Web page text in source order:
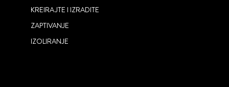
KREIRAJTE I IZRADITE
ZAPTIVANJE
IZOLIRANJE